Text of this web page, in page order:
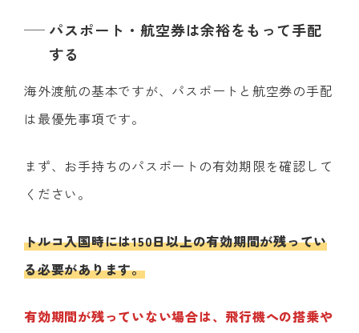
パスポート・航空券は余裕をもって手配
する
海外渡航の基本ですが、パスポートと航空券の手配
は最優先事項です。
まず、お手持ちのパスポートの有効期限を確認して
ください。
トルコ入国時には150日以上の有効期間が残ってい
る必要があります。
有効期間が残っていない場合は、飛行機への搭乗や